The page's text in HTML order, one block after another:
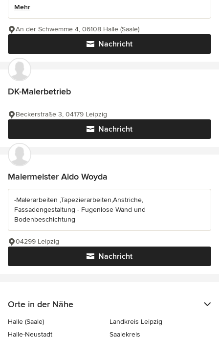
Mehr
Nachricht
An der Schwemme 4, 06108 Halle (Saale)
DK-Malerbetrieb
Nachricht
Beckerstraße 3, 04179 Leipzig
Malermeister Aldo Woyda
-Malerarbeiten ,Tapezierarbeiten,Anstriche,
Fassadengestaltung - Fugenlose Wand und
Bodenbeschichtung
Nachricht
04299 Leipzig
Orte in der Nähe
Halle (Saale)
Landkreis Leipzig
Halle-Neustadt
Saalekreis